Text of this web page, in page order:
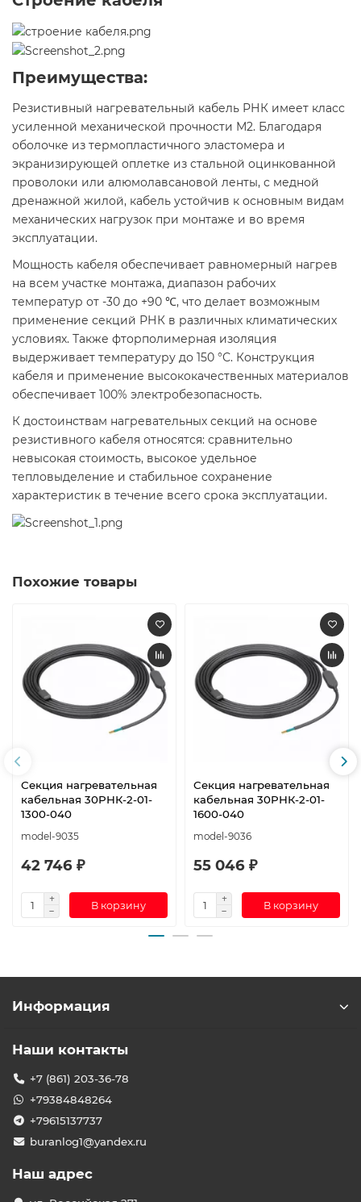
Преимущества:
Резистивный нагревательный кабель РНК имеет класс
усиленной механической прочности М2. Благодаря
оболочке из термопластичного эластомера и
экранизирующей оплетке из стальной оцинкованной
проволоки или алюмолавсановой ленты, с медной
дренажной жилой, кабель устойчив к основным видам
механических нагрузок при монтаже и во время
эксплуатации.
Мощность кабеля обеспечивает равномерный нагрев
на всем участке монтажа, диапазон рабочих
температур от -30 до +90 ℃, что делает возможным
применение секций РНК в различных климатических
условиях. Также фторполимерная изоляция
выдерживает температуру до 150 °С. Конструкция
кабеля и применение высококачественных материалов
обеспечивает 100% электробезопасность.
К достоинствам нагревательных секций на основе
резистивного кабеля относятся: сравнительно
невысокая стоимость, высокое удельное
тепловыделение и стабильное сохранение
характеристик в течение всего срока эксплуатации.
Похожие товары
Секция нагревательная
кабельная 30РНК-2-01-
1300-040
model-9035
42 746 ₽
В корзину
Секция нагревательная
кабельная 30РНК-2-01-
1600-040
model-9036
55 046 ₽
В корзину
Информация
Наши контакты
+7 (861) 203-36-78
+79384848264
+79615137737
buranlog1@yandex.ru
Наш адрес